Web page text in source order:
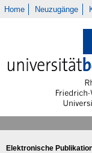
Home Neuzugänge
Elektronische